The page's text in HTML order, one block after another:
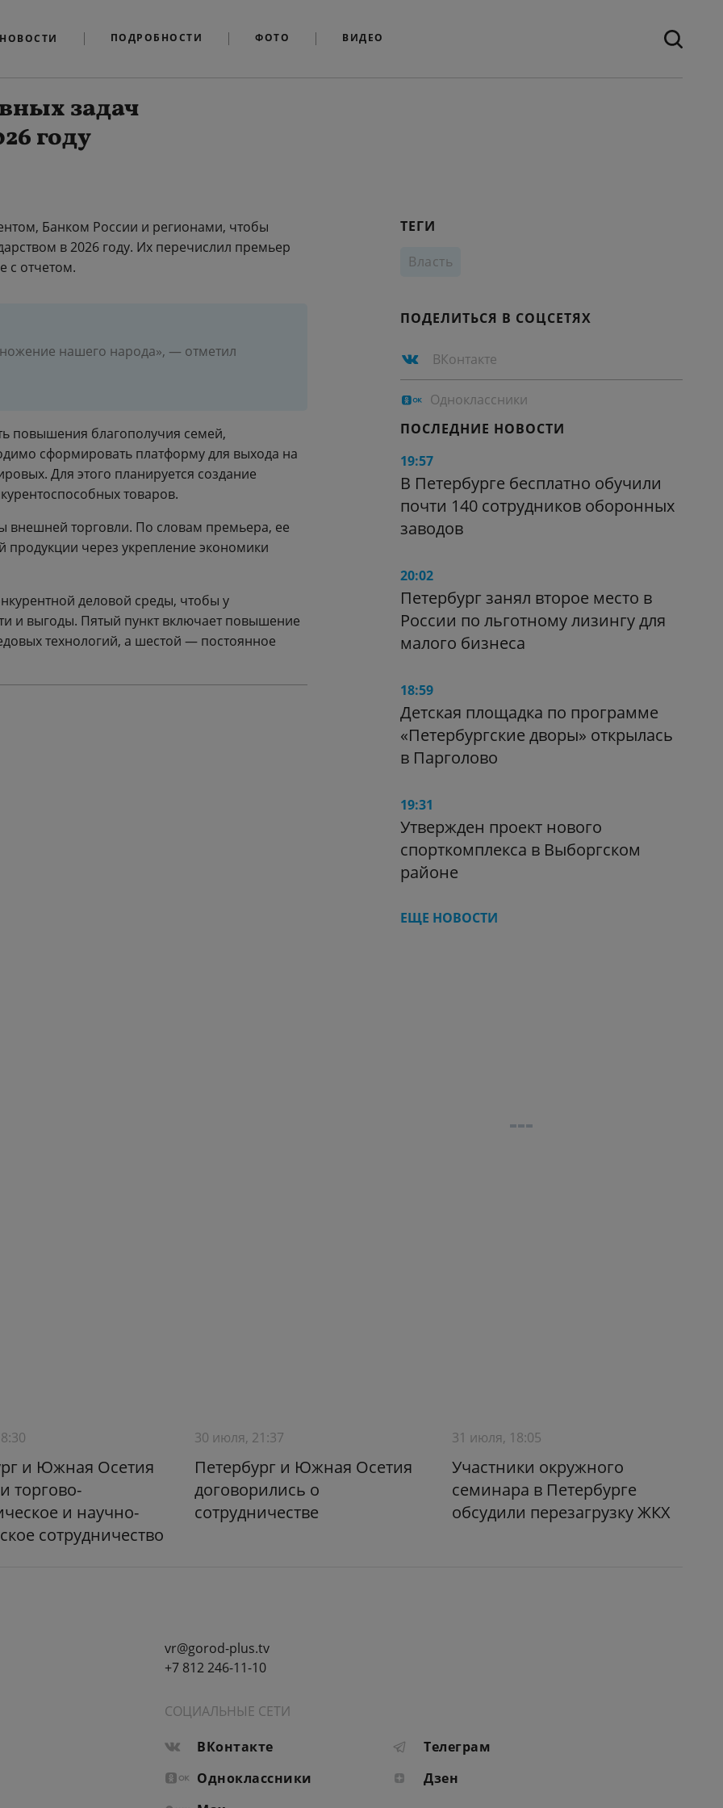
НОВОСТИ ПОДРОБНОСТИ ФОТО ВИДЕО
задач
году
Банком России и регионами, чтобы
в 2026 году. Их перечислил премьер
с отчетом.
нашего народа», — отметил
повышения благополучия семей,
сформировать платформу для выхода на
Для этого планируется создание
товаров.
внешней торговли. По словам премьера, ее
продукции через укрепление экономики
деловой среды, чтобы у
и выгоды. Пятый пункт включает повышение
технологий, а шестой — постоянное
ТЕГИ
Власть
ПОДЕЛИТЬСЯ В СОЦСЕТЯХ
ВКонтакте
Одноклассники
ПОСЛЕДНИЕ НОВОСТИ
19:57
В Петербурге бесплатно обучили
почти 140 сотрудников оборонных
заводов
20:02
Петербург занял второе место в
России по льготному лизингу для
малого бизнеса
18:59
Детская площадка по программе
«Петербургские дворы» открылась
в Парголово
19:31
Утвержден проект нового
спорткомплекса в Выборгском
районе
ЕЩЕ НОВОСТИ
и Южная Осетия
торгово-
и научно-
сотрудничество
30 июля, 21:37
Петербург и Южная Осетия
договорились о
сотрудничестве
31 июля, 18:05
Участники окружного
семинара в Петербурге
обсудили перезагрузку ЖКХ
vr@gorod-plus.tv
+7 812 246-11-10
СОЦИАЛЬНЫЕ СЕТИ
ВКонтакте
Телеграм
Одноклассники
Дзен